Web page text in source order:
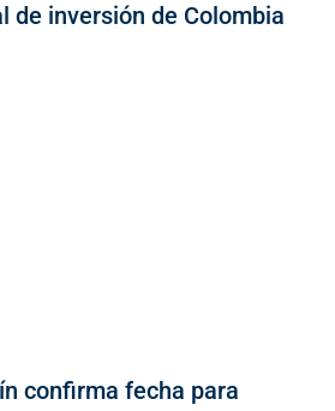
de inversión de Colombia
confirma fecha para